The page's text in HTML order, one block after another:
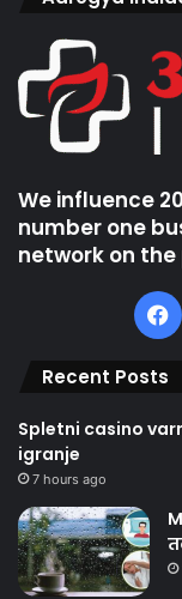
We influence
number one
network on
Recent Posts
Spletni casino
igranje
7 hours ago